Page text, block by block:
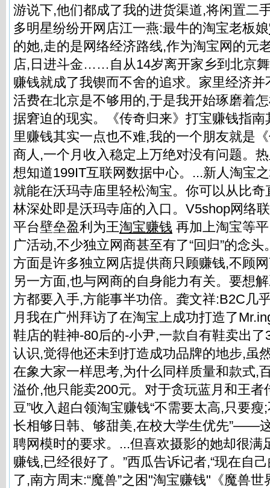
游说下,他们都成了我的进货渠道,将闲置二
多明星纷纷开网店江一燕:最牛的淘宝老板娘
的她,走的是网络经济路线,作为淘宝网的元
店,日进斗金……自从14岁离开家乡到北京
赚钱就成了我锲而不舍的追求。家里经济
活费在北京是不够用的,于是我开始琢磨着
据窘迫的现实。《传奇归来》打宝赚钱指
里赚钱其实一点也不难,我的一个朋友就是
商人,一个月收入稳定上万绝对没有问题。
想知道199IT互联网数据中心。...新人淘宝
就能在沃玛寺庙里轻松淘宝。你可以从比
林深处即是沃玛寺庙的入口。V5shop网络
平台壁垒盈利为王淘宝赚钱 再加上淘宝等
广活动,不少独立网商甚至有了“回归”的念
方面是许多独立网店提供商只顾赚钱,不顾
另一方面,也与网商的自身能力有关。要想
方都要入手,方能事半功倍。龚文祥:B2C几
月我在广州拜访了在淘宝上成功打造了
鞋店的鞋神-80后的-小尹,一款自有鞋卖出
认识,觉得他还未到打造成功品牌的地步,虽
在象大家一样思考,为什么同样质量和款式,
溢价,他只能卖200元。对于贪玩蓝月和王者
豆”收入超白领淘宝赚钱“不需要太高,只要
长相够日韩、够甜美,在校大学生优先”——
聘网模时的要求。...但喜欢摄影的她却很满
赚钱,已经很好了。”西瓜告诉记者,“现在自
了,南方周末:“魔兽”之困"淘宝赚钱"《魔兽